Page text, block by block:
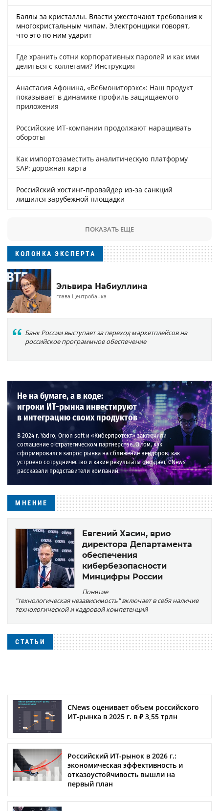
Баллы за кристаллы. Власти ужесточают требования к
многокристальным чипам. Электронщики говорят,
что это по ним ударит
Где хранить сотни корпоративных паролей и как ими
делиться с коллегами? Инструкция
Анастасия Афонина, «Вебмониторэкс»: Наш продукт
показывает в динамике профиль защищаемого
приложения
Российские ИТ-компании продолжают наращивать
обороты
Как импортозаместить аналитическую платформу
SAP: дорожная карта
Российский хостинг-провайдер из-за санкций
лишился зарубежной площадки
ПОКАЗАТЬ ЕЩЕ
КОЛОНКА ЭКСПЕРТА
Эльвира Набиуллина
глава Центробанка
Банк России выступает за переход маркетплейсов на
российское программное обеспечение
Не на бумаге, а в коде:
игроки ИТ-рынка инвестируют
в интеграцию своих продуктов
В 2024 г. Yadro, Orion soft и «Киберпротект» заключили
соглашение о стратегическом партнерстве. О том, как
сформировался запрос рынка на сближение вендоров, как
устроено сотрудничество и какие результаты оно дает, CNews
рассказали представители компаний.
МНЕНИЕ
Евгений Хасин, врио
директора Департамента
обеспечения
кибербезопасности
Минцифры России
Понятие
"технологическая независимость" включает в себя наличие
технологической и кадровой компетенций
СТАТЬИ
CNews оценивает объем российского
ИТ-рынка в 2025 г. в ₽ 3,55 трлн
Российский ИТ-рынок в 2026 г.:
экономическая эффективность и
отказоустойчивость вышли на
первый план